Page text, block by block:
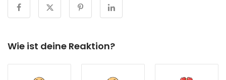
Wie ist deine Reaktion?